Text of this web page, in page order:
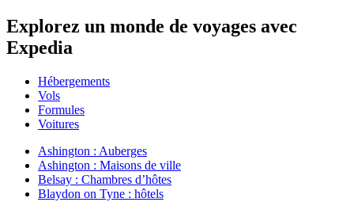
Explorez un monde de voyages avec
Expedia
Hébergements
Vols
Formules
Voitures
Ashington : Auberges
Ashington : Maisons de ville
Belsay : Chambres d’hôtes
Blaydon on Tyne : hôtels